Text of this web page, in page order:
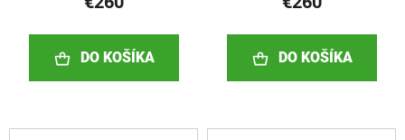
DO KOŠÍKA DO KOŠÍKA